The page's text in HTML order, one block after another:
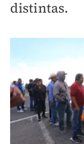
distintas.